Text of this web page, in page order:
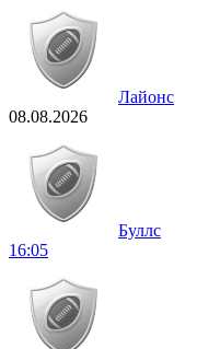
Лайонс
08.08.2026
Буллс
16:05